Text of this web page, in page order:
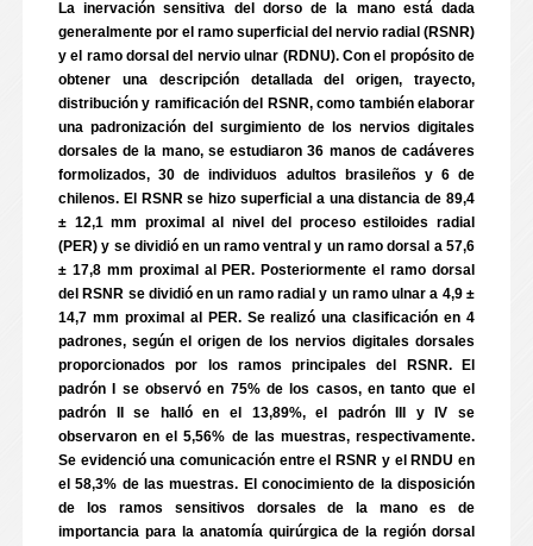
La inervación sensitiva del dorso de la mano está dada
generalmente por el ramo superficial del nervio radial (RSNR)
y el ramo dorsal del nervio ulnar (RDNU). Con el propósito de
obtener una descripción detallada del origen, trayecto,
distribución y ramificación del RSNR, como también elaborar
una padronización del surgimiento de los nervios digitales
dorsales de la mano, se estudiaron 36 manos de cadáveres
formolizados, 30 de individuos adultos brasileños y 6 de
chilenos. El RSNR se hizo superficial a una distancia de 89,4
± 12,1 mm proximal al nivel del proceso estiloides radial
(PER) y se dividió en un ramo ventral y un ramo dorsal a 57,6
± 17,8 mm proximal al PER. Posteriormente el ramo dorsal
del RSNR se dividió en un ramo radial y un ramo ulnar a 4,9 ±
14,7 mm proximal al PER. Se realizó una clasificación en 4
padrones, según el origen de los nervios digitales dorsales
proporcionados por los ramos principales del RSNR. El
padrón I se observó en 75% de los casos, en tanto que el
padrón II se halló en el 13,89%, el padrón III y IV se
observaron en el 5,56% de las muestras, respectivamente.
Se evidenció una comunicación entre el RSNR y el RNDU en
el 58,3% de las muestras. El conocimiento de la disposición
de los ramos sensitivos dorsales de la mano es de
importancia para la anatomía quirúrgica de la región dorsal